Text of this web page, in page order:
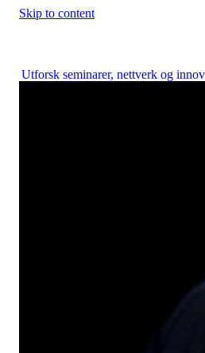
Skip to content
Utforsk seminarer, nettverk og